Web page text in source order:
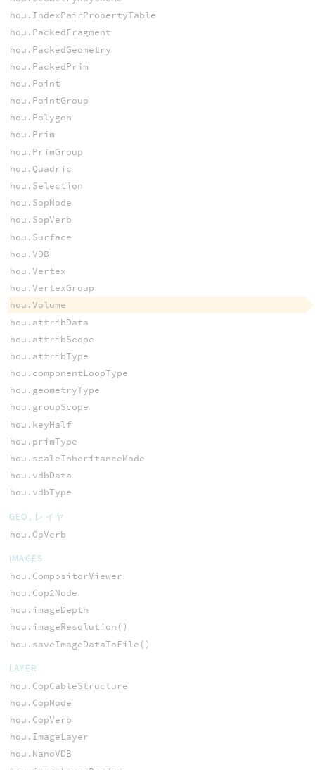
hou.IndexPairPropertyTable
hou.PackedFragment
hou.PackedGeometry
hou.PackedPrim
hou.Point
hou.PointGroup
hou.Polygon
hou.Prim
hou.PrimGroup
hou.Quadric
hou.Selection
hou.SopNode
hou.SopVerb
hou.Surface
hou.VDB
hou.Vertex
hou.VertexGroup
hou.Volume
hou.attribData
hou.attribScope
hou.attribType
hou.componentLoopType
hou.geometryType
hou.groupScope
hou.keyHalf
hou.primType
hou.scaleInheritanceMode
hou.vdbData
hou.vdbType
GEO, レイヤ
hou.OpVerb
IMAGES
hou.CompositorViewer
hou.Cop2Node
hou.imageDepth
hou.imageResolution()
hou.saveImageDataToFile()
LAYER
hou.CopCableStructure
hou.CopNode
hou.CopVerb
hou.ImageLayer
hou.NanoVDB